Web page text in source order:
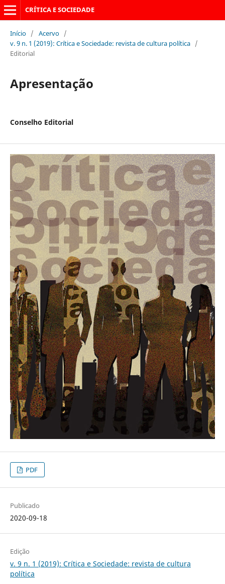
CRÍTICA E SOCIEDADE
Início / Acervo /
v. 9 n. 1 (2019): Crítica e Sociedade: revista de cultura política /
Editorial
Apresentação
Conselho Editorial
PDF
Publicado
2020-09-18
Edição
v. 9 n. 1 (2019): Crítica e Sociedade: revista de cultura
política